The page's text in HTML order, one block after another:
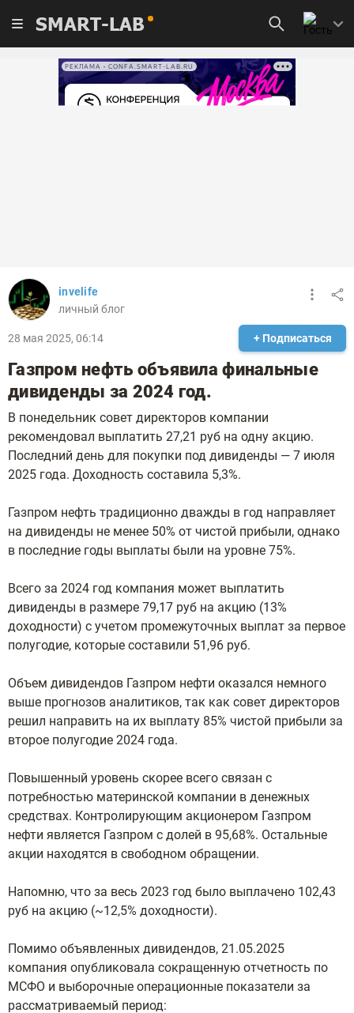
SMART-LAB
РЕКЛАМА • CONFA.SMART-LAB.RU
invelife
личный блог
28 мая 2025, 06:14 + Подписаться
​​​​​​​​Газпром нефть объявила финальные
дивиденды за 2024 год.
В понедельник совет директоров компании
рекомендовал выплатить 27,21 руб на одну акцию.
Последний день для покупки под дивиденды — 7 июля
2025 года. Доходность составила 5,3%.
Газпром нефть традиционно дважды в год направляет
на дивиденды не менее 50% от чистой прибыли, однако
в последние годы выплаты были на уровне 75%.
Всего за 2024 год компания может выплатить
дивиденды в размере 79,17 руб на акцию (13%
доходности) с учетом промежуточных выплат за первое
полугодие, которые составили 51,96 руб.
Объем дивидендов Газпром нефти оказался немного
выше прогнозов аналитиков, так как совет директоров
решил направить на их выплату 85% чистой прибыли за
второе полугодие 2024 года.
Повышенный уровень скорее всего связан с
потребностью материнской компании в денежных
средствах. Контролирующим акционером Газпром
нефти является Газпром с долей в 95,68%. Остальные
акции находятся в свободном обращении.
Напомню, что за весь 2023 год было выплачено 102,43
руб на акцию (~12,5% доходности).
Помимо объявленных дивидендов, 21.05.2025
компания опубликовала сокращенную отчетность по
МСФО и выборочные операционные показатели за
рассматриваемый период: